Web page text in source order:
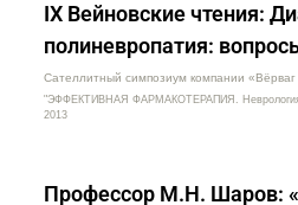
IX Вейновские чтения:
полиневропатия:
Сателлитный симпозиум компании
"ЭФФЕКТИВНАЯ ФАРМАКОТЕРАПИЯ. Неврология
2013
Профессор М.Н. Шаров: